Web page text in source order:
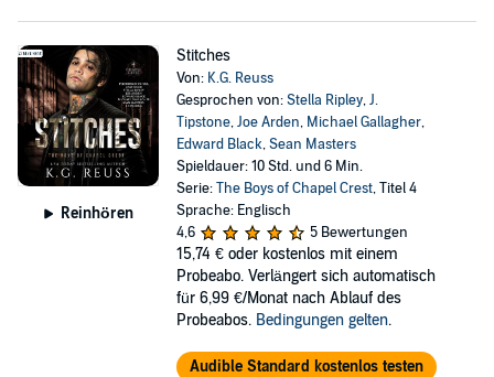
Reinhören
Stitches
Von: K.G. Reuss
Gesprochen von:Stella Ripley,J.
Tipstone,Joe Arden, Michael Gallagher,
Edward Black,Sean Masters
Spieldauer: 10 Std. und 6 Min.
Serie:The Boys of Chapel Crest, Titel 4
Sprache: Englisch
4,6
5 Bewertungen
15,74 € oder kostenlos mit einem
Probeabo. Verlängert sich automatisch
für 6,99 €/Monat nach Ablauf des
Probeabos. Bedingungen gelten.
Audible Standard kostenlos testen